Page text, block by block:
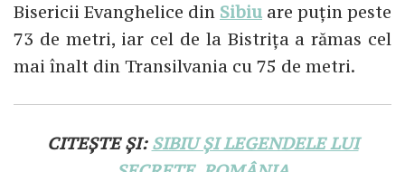
Bisericii Evanghelice din Sibiu are puțin peste
73 de metri, iar cel de la Bistrița a rămas cel
mai înalt din Transilvania cu 75 de metri.
CITEȘTE ȘI: SIBIU ȘI LEGENDELE LUI